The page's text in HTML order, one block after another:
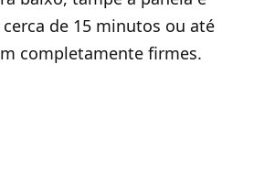
de 15 minutos ou até
completamente firmes.